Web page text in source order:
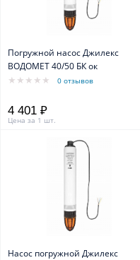
Погружной насос Джилекс
ВОДОМЕТ 40/50 БК ок
0 отзывов
4 401 ₽
Цена за 1 шт.
Насос погружной Джилекс